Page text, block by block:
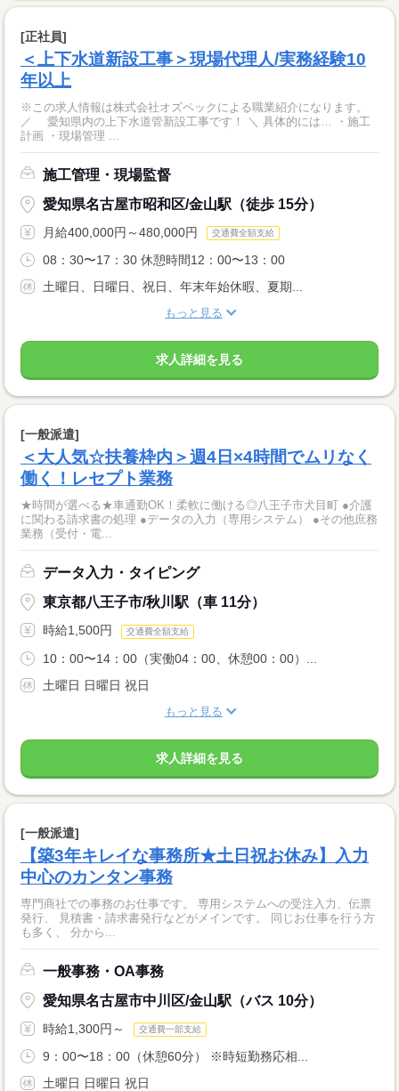
[正社員]
＜上下水道新設工事＞現場代理人/実務経験10
年以上
※この求人情報は株式会社オズペックによる職業紹介になります。
／ 愛知県内の上下水道管新設工事です！ ＼ 具体的には… ・施工
計画 ・現場管理 ...
施工管理・現場監督
愛知県名古屋市昭和区/金山駅（徒歩 15分）
月給400,000円～480,000円 交通費全額支給
08：30〜17：30 休憩時間12：00〜13：00
土曜日、日曜日、祝日、年末年始休暇、夏期...
もっと見る
求人詳細を見る
[一般派遣]
＜大人気☆扶養枠内＞週4日×4時間でムリなく
働く！レセプト業務
★時間が選べる★車通勤OK！柔軟に働ける◎八王子市犬目町 ●介護
に関わる請求書の処理 ●データの入力（専用システム） ●その他庶務
業務（受付・電...
データ入力・タイピング
東京都八王子市/秋川駅（車 11分）
時給1,500円 交通費全額支給
10：00〜14：00（実働04：00、休憩00：00）...
土曜日 日曜日 祝日
もっと見る
求人詳細を見る
[一般派遣]
【築3年キレイな事務所★土日祝お休み】入力
中心のカンタン事務
専門商社での事務のお仕事です。 専用システムへの受注入力、伝票
発行、 見積書・請求書発行などがメインです。 同じお仕事を行う方
も多く、 分から...
一般事務・OA事務
愛知県名古屋市中川区/金山駅（バス 10分）
時給1,300円～ 交通費一部支給
9：00〜18：00（休憩60分） ※時短勤務応相...
土曜日 日曜日 祝日